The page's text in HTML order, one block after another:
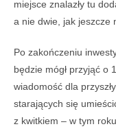
miejsce znalazły tu
a nie dwie, jak jeszcze
Po zakończeniu
będzie mógł przyjąć o
wiadomość dla
starających się
z kwitkiem – w tym